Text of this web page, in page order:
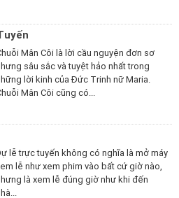
Mân Côi là lời cầu nguyện đơn sơ
sâu sắc và tuyệt hảo nhất trong
lời kinh của Đức Trinh nữ Maria.
Mân Côi cũng có...
lễ trực tuyến không có nghĩa là mở máy
lễ như xem phim vào bất cứ giờ nào,
là xem lễ đúng giờ như khi đến